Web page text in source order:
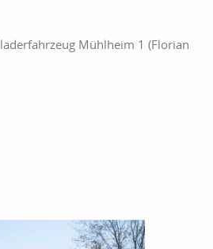
Mühlheim 1 (Florian